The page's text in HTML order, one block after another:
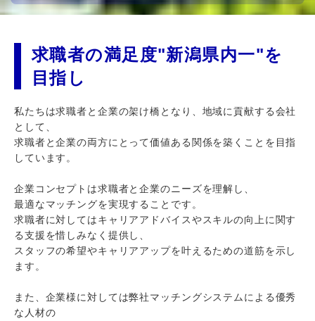
求職者の満足度"新潟県内一"を
目指し
私たちは求職者と企業の架け橋となり、地域に貢献する会社
として、
求職者と企業の両方にとって価値ある関係を築くことを目指
しています。
企業コンセプトは求職者と企業のニーズを理解し、
最適なマッチングを実現することです。
求職者に対してはキャリアアドバイスやスキルの向上に関す
る支援を惜しみなく提供し、
スタッフの希望やキャリアアップを叶えるための道筋を示し
ます。
また、企業様に対しては弊社マッチングシステムによる優秀
な人材の